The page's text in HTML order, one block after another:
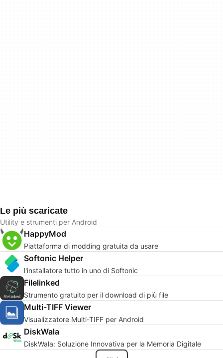
Le più scaricate
Utility e strumenti per Android
HappyMod
Piattaforma di modding gratuita da usare
Softonic Helper
l'installatore tutto in uno di Softonic
Filelinked
Strumento gratuito per il download di più file
Multi-TIFF Viewer
Visualizzatore Multi-TIFF per Android
DiskWala
DiskWala: Soluzione Innovativa per la Memoria Digitale